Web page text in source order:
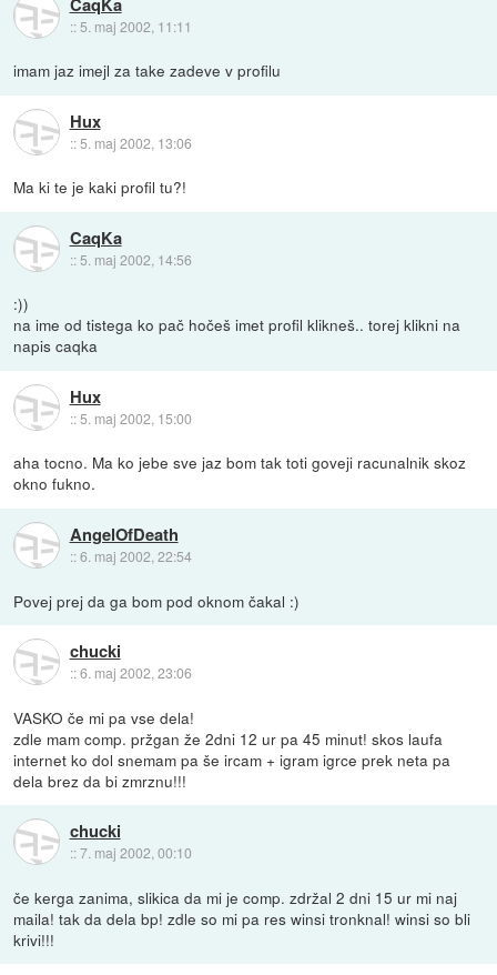
:: 5. maj 2002, 11:11
imam jaz imejl za take zadeve v profilu
Hux
::5. maj 2002, 13:06
Ma ki te je kaki profil tu?!
CaqKa
:: 5. maj 2002, 14:56
:))
na ime od tistega ko pač hočeš imet profil klikneš.. torej klikni na
napis caqka
Hux
::5. maj 2002, 15:00
aha tocno. Ma ko jebe sve jaz bom tak toti goveji racunalnik skoz
okno fukno.
AngelOfDeath
::6. maj 2002, 22:54
Povej prej da ga bom pod oknom čakal :)
chucki
::6. maj 2002, 23:06
VASKO če mi pa vse dela!
zdle mam comp. pržgan že 2dni 12 ur pa 45 minut! skos laufa
internet ko dol snemam pa še ircam + igram igrce prek neta pa
dela brez da bi zmrznu!!!
chucki
::7. maj 2002, 00:10
če kerga zanima, slikica da mi je comp. zdržal 2 dni 15 ur mi naj
maila! tak da dela bp! zdle so mi pa res winsi tronknal! winsi so bli
krivi!!!